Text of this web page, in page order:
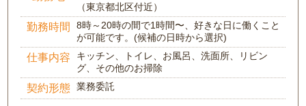
（東京都北区付近）
勤務時間
8時～20時の間で1時間〜、好きな日に働くこと
が可能です。(候補の日時から選択)
仕事内容
キッチン、トイレ、お風呂、洗面所、リビン
グ、その他のお掃除
契約形態 業務委託